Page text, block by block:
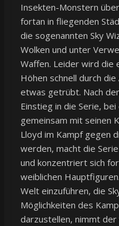
Insekten-Monstern
fortan in fliegenden
die sogenannten Sky
Wolken und unter
Waffen. Leider wird die
Höhen schnell durch die
etwas getrübt. Nach
Einstieg in die Serie,
gemeinsam mit seinen
Lloyd im Kampf gegen
werden, macht die
und konzentriert sich
weiblichen
Welt einzuführen, die
Möglichkeiten des
darzustellen, nimmt